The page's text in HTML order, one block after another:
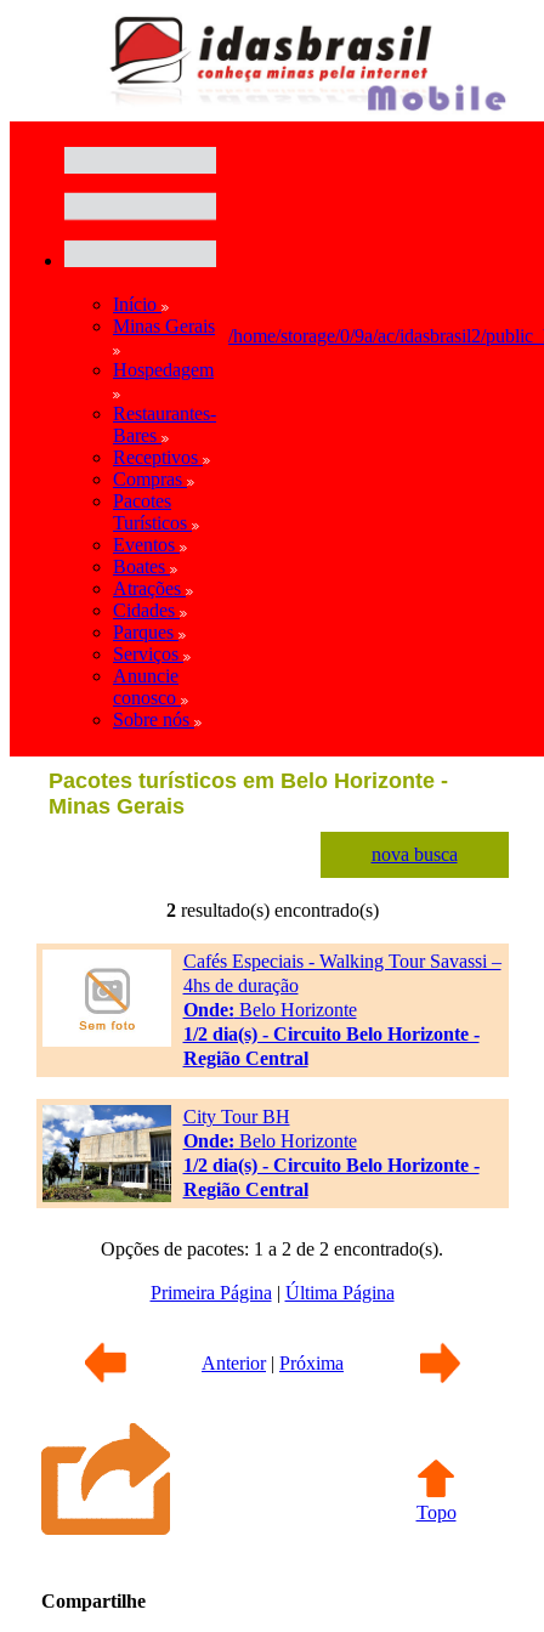
Início
Minas Gerais
Hospedagem
Restaurantes-
Bares
Receptivos
Compras
Pacotes
Turísticos
Eventos
Boates
Atrações
Cidades
Parques
Serviços
Anuncie
conosco
Sobre nós
/home/storage/0/9a/ac/idasbrasil2/
Pacotes turísticos em Belo Horizonte -
Minas Gerais
nova busca
2resultado(s) encontrado(s)
Cafés Especiais - Walking Tour Savassi –
4hs de duração
Onde: Belo Horizonte
1/2 dia(s) - Circuito Belo Horizonte -
Região Central
City Tour BH
Onde: Belo Horizonte
1/2 dia(s) - Circuito Belo Horizonte -
Região Central
Opções de pacotes: 1 a 2 de 2 encontrado(s).
Primeira Página | Última Página
Anterior| Próxima
Topo
Compartilhe